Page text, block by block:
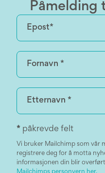
Påmelding
* påkrevde felt
Vi bruker Mailchimp som vår
registrere deg for å motta
informasjonen din blir